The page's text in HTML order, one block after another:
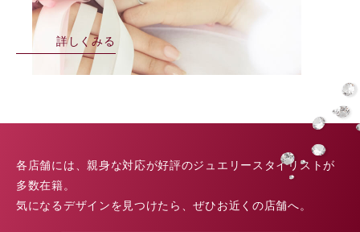
詳しくみる
各店舗には、親身な対応が好評のジュエリースタイリストが
多数在籍。
気になるデザインを見つけたら、ぜひお近くの店舗へ。